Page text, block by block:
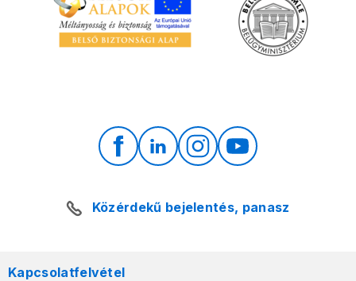
Közérdekű bejelentés, panasz
Kapcsolatfelvétel